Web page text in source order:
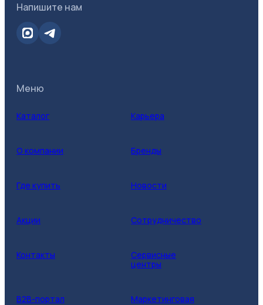
Напишите нам
Меню
Каталог Карьера
О компании Бренды
Где купить Новости
Акции Сотрудничество
Контакты
Сервисные
центры
B2B-портал
Маркетинговая